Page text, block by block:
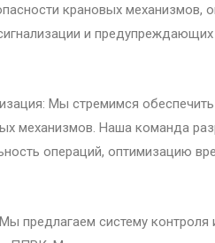
крановых механизмов,
и
Мы стремимся
механизмов. Наша команда
операций, оптимизацию
предлагаем систему